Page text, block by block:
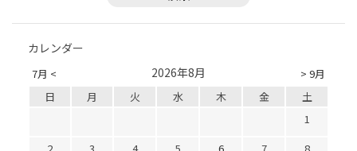
カレンダー
7月 < > 9月
2026年8月
日 月 火 水 木 金
土
1